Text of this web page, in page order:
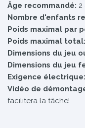
Âge recommandé: 2
Nombre d'enfants
Poids maximal par
Poids maximal total:
Dimensions du jeu
Dimensions du jeu
Exigence électrique:
Vidéo de
facilitera la tâche!